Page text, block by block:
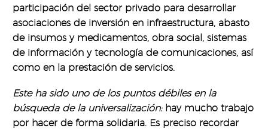
participación del sector privado para desarrollar
asociaciones de inversión en infraestructura, abasto
de insumos y medicamentos, obra social, sistemas
de información y tecnología de comunicaciones, así
como en la prestación de servicios.
Este ha sido uno de los puntos débiles en la
búsqueda de la universalización: hay mucho trabajo
por hacer de forma solidaria. Es preciso recordar